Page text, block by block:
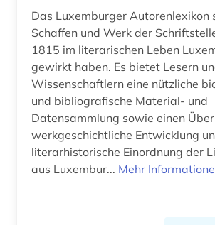
Das Luxemburger Autorenlexikon
Schaffen und Werk der
1815 im literarischen Leben
gewirkt haben. Es bietet Lesern
Wissenschaftlern eine nützliche
und bibliografische Material- und
Datensammlung sowie einen
werkgeschichtliche Entwicklung
literarhistorische Einordnung der
aus Luxembur... Mehr